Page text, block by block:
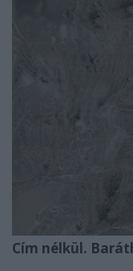
Cím nélkül.